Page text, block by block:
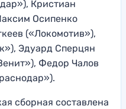
Кристиан
Осипенко
(«Локомотив»),
Эдуард Сперцян
Федор Чалов
сборная составлена